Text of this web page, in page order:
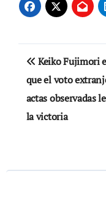
de
entradas
Keiko Fujimori
que el voto
actas observadas
la victoria